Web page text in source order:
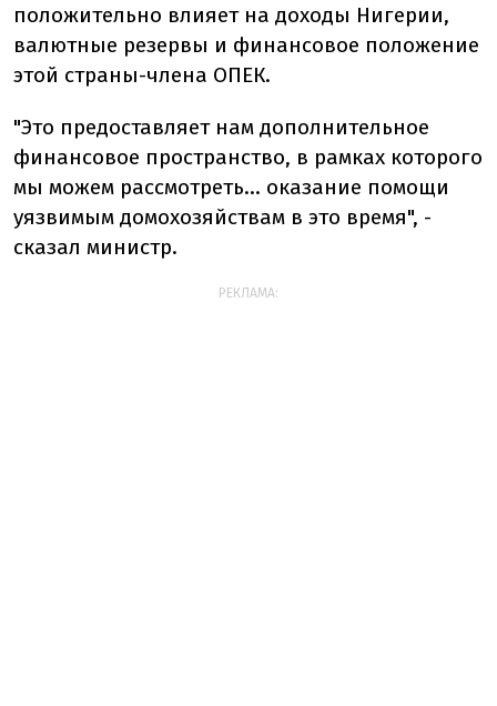
положительно влияет на доходы Нигерии,
валютные резервы и финансовое положение
этой страны-члена ОПЕК.
"Это предоставляет нам дополнительное
финансовое пространство, в рамках которого
мы можем рассмотреть... оказание помощи
уязвимым домохозяйствам в это время", -
сказал министр.
РЕКЛАМА: